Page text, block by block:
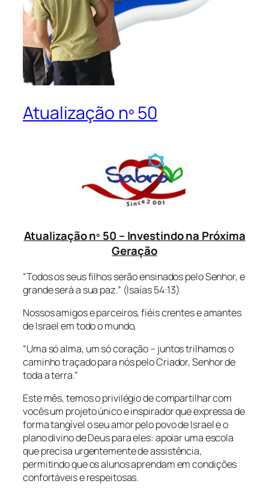
Atualização nº 50
Atualização nº 50 – Investindo na Próxima
Geração
“Todos os seus filhos serão ensinados pelo Senhor, e
grande será a sua paz.” (Isaías 54:13)
Nossos amigos e parceiros, fiéis crentes e amantes
de Israel em todo o mundo,
“Uma só alma, um só coração – juntos trilhamos o
caminho traçado para nós pelo Criador, Senhor de
toda a terra.”
Este mês, temos o privilégio de compartilhar com
vocês um projeto único e inspirador que expressa de
forma tangível o seu amor pelo povo de Israel e o
plano divino de Deus para eles: apoiar uma escola
que precisa urgentemente de assistência,
permitindo que os alunos aprendam em condições
confortáveis e respeitosas.